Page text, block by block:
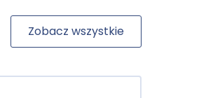
Zobacz wszystkie